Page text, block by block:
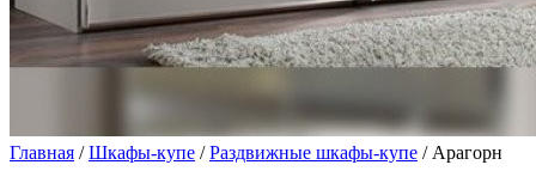
Главная /Шкафы-купе /Раздвижные шкафы-купе / Арагорн